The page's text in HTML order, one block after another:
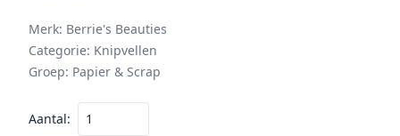
Merk: Berrie's Beauties
Categorie: Knipvellen
Groep: Papier & Scrap
Aantal: